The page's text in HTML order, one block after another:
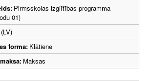
Pirmsskolas izglītības programma
01)
forma: Klātiene
Maksas